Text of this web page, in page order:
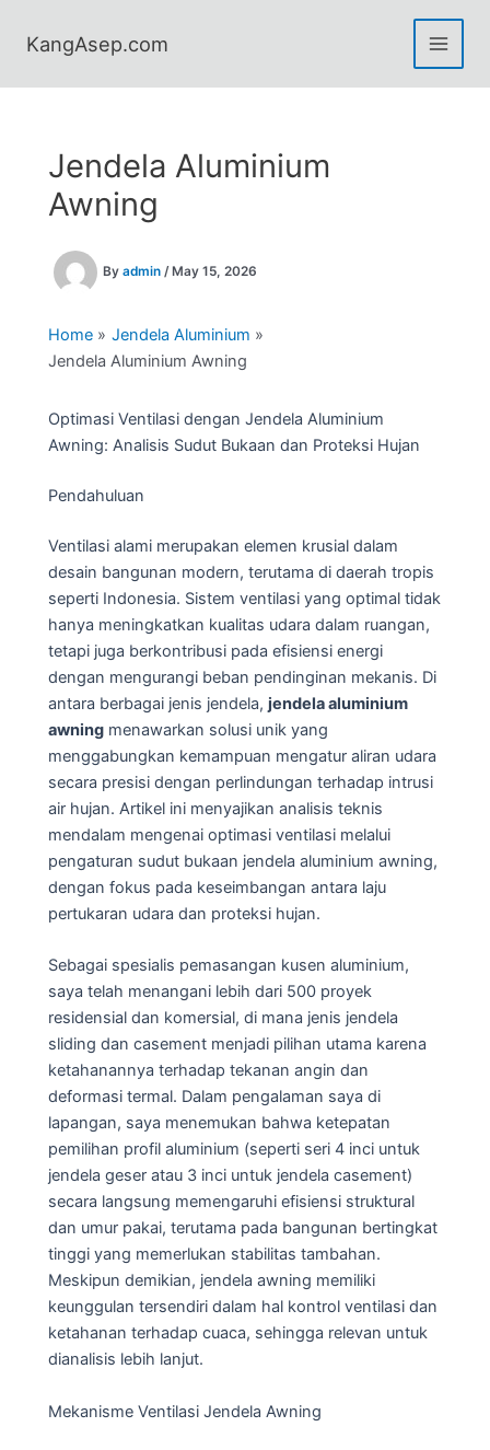
KangAsep.com
Jendela Aluminium
Awning
By admin / May 15, 2026
Home
Jendela Aluminium
Jendela Aluminium Awning
Optimasi Ventilasi dengan Jendela Aluminium
Awning: Analisis Sudut Bukaan dan Proteksi Hujan
Pendahuluan
Ventilasi alami merupakan elemen krusial dalam
desain bangunan modern, terutama di daerah tropis
seperti Indonesia. Sistem ventilasi yang optimal tidak
hanya meningkatkan kualitas udara dalam ruangan,
tetapi juga berkontribusi pada efisiensi energi
dengan mengurangi beban pendinginan mekanis. Di
antara berbagai jenis jendela, jendela aluminium
awning menawarkan solusi unik yang
menggabungkan kemampuan mengatur aliran udara
secara presisi dengan perlindungan terhadap intrusi
air hujan. Artikel ini menyajikan analisis teknis
mendalam mengenai optimasi ventilasi melalui
pengaturan sudut bukaan jendela aluminium awning,
dengan fokus pada keseimbangan antara laju
pertukaran udara dan proteksi hujan.
Sebagai spesialis pemasangan kusen aluminium,
saya telah menangani lebih dari 500 proyek
residensial dan komersial, di mana jenis jendela
sliding dan casement menjadi pilihan utama karena
ketahanannya terhadap tekanan angin dan
deformasi termal. Dalam pengalaman saya di
lapangan, saya menemukan bahwa ketepatan
pemilihan profil aluminium (seperti seri 4 inci untuk
jendela geser atau 3 inci untuk jendela casement)
secara langsung memengaruhi efisiensi struktural
dan umur pakai, terutama pada bangunan bertingkat
tinggi yang memerlukan stabilitas tambahan.
Meskipun demikian, jendela awning memiliki
keunggulan tersendiri dalam hal kontrol ventilasi dan
ketahanan terhadap cuaca, sehingga relevan untuk
dianalisis lebih lanjut.
Mekanisme Ventilasi Jendela Awning